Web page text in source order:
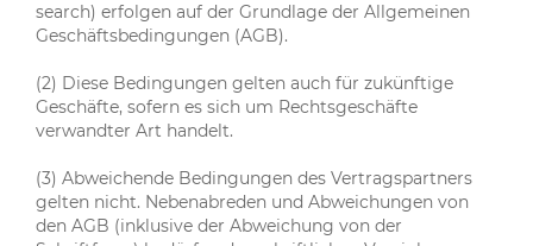
search) erfolgen auf der Grundlage der Allgemeinen
Geschäftsbedingungen (AGB).
(2) Diese Bedingungen gelten auch für zukünftige
Geschäfte, sofern es sich um Rechtsgeschäfte
verwandter Art handelt.
(3) Abweichende Bedingungen des Vertragspartners
gelten nicht. Nebenabreden und Abweichungen von
den AGB (inklusive der Abweichung von der